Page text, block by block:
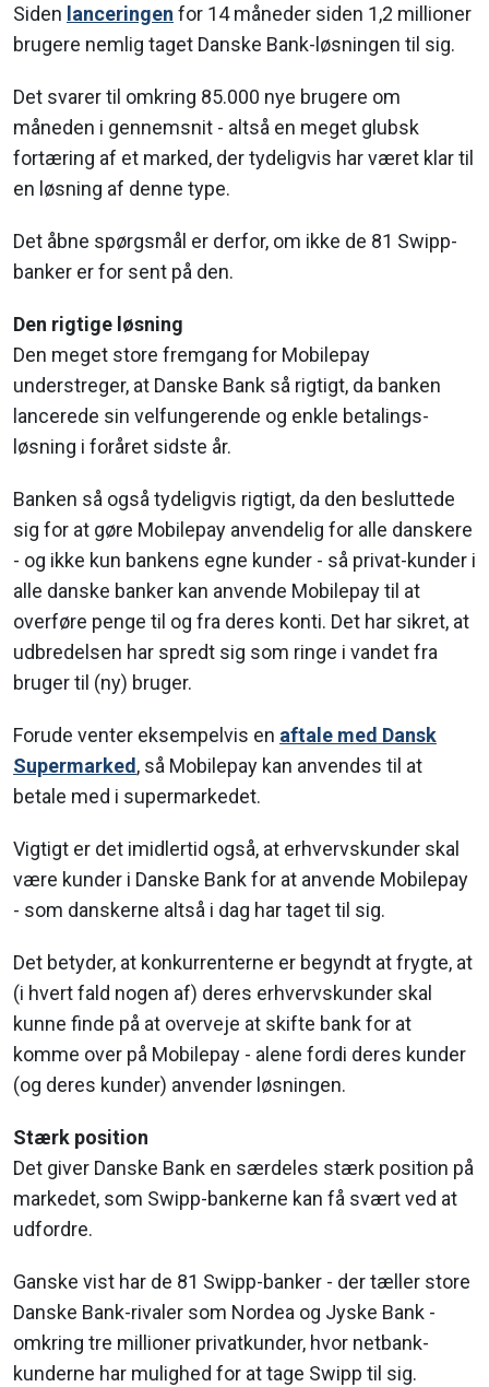
Siden lanceringen for 14 måneder siden 1,2 millioner
brugere nemlig taget Danske Bank-løsningen til sig.
Det svarer til omkring 85.000 nye brugere om
måneden i gennemsnit - altså en meget glubsk
fortæring af et marked, der tydeligvis har været klar til
en løsning af denne type.
Det åbne spørgsmål er derfor, om ikke de 81 Swipp-
banker er for sent på den.
Den rigtige løsning
Den meget store fremgang for Mobilepay
understreger, at Danske Bank så rigtigt, da banken
lancerede sin velfungerende og enkle betalings-
løsning i foråret sidste år.
Banken så også tydeligvis rigtigt, da den besluttede
sig for at gøre Mobilepay anvendelig for alle danskere
- og ikke kun bankens egne kunder - så privat-kunder i
alle danske banker kan anvende Mobilepay til at
overføre penge til og fra deres konti. Det har sikret, at
udbredelsen har spredt sig som ringe i vandet fra
bruger til (ny) bruger.
Forude venter eksempelvis en aftale med Dansk
Supermarked, så Mobilepay kan anvendes til at
betale med i supermarkedet.
Vigtigt er det imidlertid også, at erhvervskunder skal
være kunder i Danske Bank for at anvende Mobilepay
- som danskerne altså i dag har taget til sig.
Det betyder, at konkurrenterne er begyndt at frygte, at
(i hvert fald nogen af) deres erhvervskunder skal
kunne finde på at overveje at skifte bank for at
komme over på Mobilepay - alene fordi deres kunder
(og deres kunder) anvender løsningen.
Stærk position
Det giver Danske Bank en særdeles stærk position på
markedet, som Swipp-bankerne kan få svært ved at
udfordre.
Ganske vist har de 81 Swipp-banker - der tæller store
Danske Bank-rivaler som Nordea og Jyske Bank -
omkring tre millioner privatkunder, hvor netbank-
kunderne har mulighed for at tage Swipp til sig.